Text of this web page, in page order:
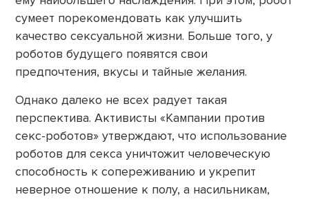
сумеет порекомендовать как улучшить
качество сексуальной жизни. Больше того, у
роботов будущего появятся свои
предпочтения, вкусы и тайные желания.
Однако далеко не всех радует такая
перспектива. Активисты «Кампании против
секс-роботов» утверждают, что использование
роботов для секса уничтожит человеческую
способность к сопереживанию и укрепит
неверное отношение к полу, а насильникам,